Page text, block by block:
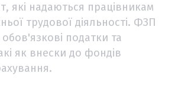
які надаються працівникам
трудової діяльності. ФЗП
податки та
як внески до фондів